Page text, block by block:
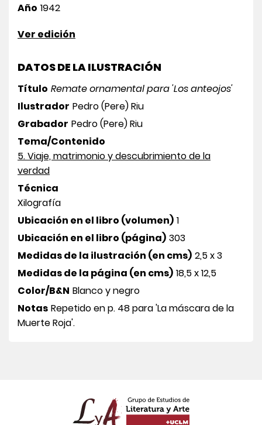
Año 1942
Ver edición
DATOS DE LA ILUSTRACIÓN
Título Remate ornamental para 'Los anteojos'
Ilustrador Pedro (Pere) Riu
Grabador Pedro (Pere) Riu
Tema/Contenido
5. Viaje, matrimonio y descubrimiento de la
verdad
Técnica
Xilografía
Ubicación en el libro (volumen) 1
Ubicación en el libro (página) 303
Medidas de la ilustración (en cms) 2,5 x 3
Medidas de la página (en cms) 18,5 x 12,5
Color/B&N Blanco y negro
Notas Repetido en p. 48 para 'La máscara de la
Muerte Roja'.